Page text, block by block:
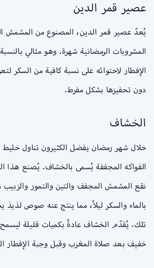
عصير قمر الدين
يُعدّ عصير قمر الدين، المصنوع من المشمش
المشروبات الرمضانية شهرة. وهو مثالي
الإفطار لاحتوائه على نسبة كافية من السكر
دون تحفيزها بشكل مفرط.
الخشاف
خلال شهر رمضان يفضل الكثيرون تناول
الفواكه المجففة يُسمى بالخشاف. يُصنع هذا
نقع المشمش المجفف والتين والتمور
بالماء والسكر ليلاً، مما ينتج عنه صوص لذيذ
تلك. يُقدّم الخشاف عادةً بكميات قليلة
خفيف بعد صلاة المغرب وقبل وجبة الإفطار